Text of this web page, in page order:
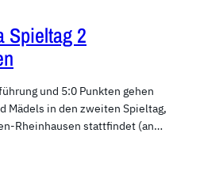
Spieltag 2
und 5:0 Punkten gehen
Mädels in den zweiten Spieltag,
Rheinhausen stattfindet (an…